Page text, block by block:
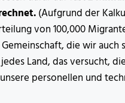
(Aufgrund der
von 100,000
die wir auch
Land, das versucht,
personellen und